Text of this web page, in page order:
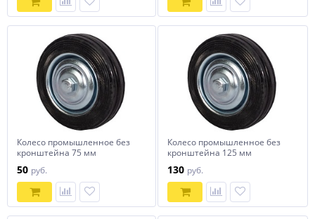
Колесо промышленное без
кронштейна 75 мм
50 руб.
Колесо промышленное без
кронштейна 125 мм
130 руб.